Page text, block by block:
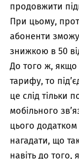
продовжити
При цьому,
абоненти
знижкою в 50
До того ж, якщо
тарифу, то
це слід тільки
мобільного
цього додатком
нагадати, що
навіть до того,